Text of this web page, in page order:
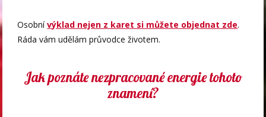
Osobnívýklad nejen z karet si můžete objednat zde.
Ráda vám udělám průvodce životem.
Jak poznáte nezpracované energie tohoto
znamení?